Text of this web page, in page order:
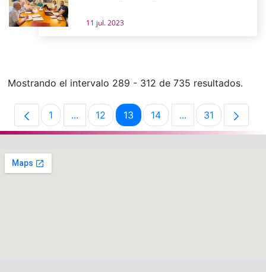
11 jul. 2023
Mostrando el intervalo 289 - 312 de 735 resultados.
Página
1 ...Páginas intermedias Use TAB para
Página
12 Página
13 Página
14 ...PáginasPágina
31